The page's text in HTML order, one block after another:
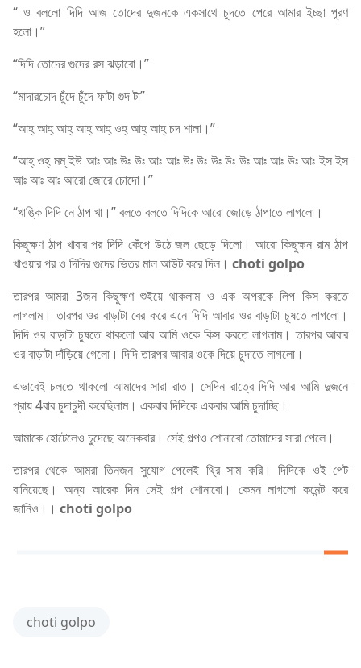
“ ও বললো দিদি আজ তোদের দুজনকে একসাথে চুদতে পেরে আমার ইচ্ছা পূরণ
হলো।”
“দিদি তোদের গুদের রস ঝড়াবো।”
“মাদারচোদ চুঁদে চুঁদে ফাটা গুদ টা”
“আহ্ আহ্ আহ্ আহ্ আহ্ ওহ্ আহ্ আহ্ চদ শালা।”
“আহ্ ওহ্ মম্ ইউ আঃ আঃ উঃ উঃ আঃ আঃ উঃ উঃ উঃ উঃ উঃ আঃ আঃ উঃ আঃ ইস ইস
আঃ আঃ আঃ আরো জোরে চোদো।”
“খাঙ্কি দিদি নে ঠাপ খা।” বলতে বলতে দিদিকে আরো জোড়ে ঠাপাতে লাগলো।
কিছুক্ষণ ঠাপ খাবার পর দিদি কেঁপে উঠে জল ছেড়ে দিলো। আরো কিছুক্ষন রাম ঠাপ
খাওয়ার পর ও দিদির গুদের ভিতর মাল আউট করে দিল। choti golpo
তারপর আমরা 3জন কিছুক্ষণ শুইয়ে থাকলাম ও এক অপরকে লিপ কিস করতে
লাগলাম। তারপর ওর বাড়াটা বের করে এনে দিদি আবার ওর বাড়াটা চুষতে লাগলো।
দিদি ওর বাড়াটা চুষতে থাকলো আর আমি ওকে কিস করতে লাগলাম। তারপর আবার
ওর বাড়াটা দাঁড়িয়ে গেলো। দিদি তারপর আবার ওকে দিয়ে চুদাতে লাগলো।
এভাবেই চলতে থাকলো আমাদের সারা রাত। সেদিন রাত্রে দিদি আর আমি দুজনে
প্রায় 4বার চুদাচুদী করেছিলাম। একবার দিদিকে একবার আমি চুদাচ্ছি।
আমাকে হোটেলেও চুদেছে অনেকবার। সেই গল্পও শোনাবো তোমাদের সারা পেলে।
তারপর থেকে আমরা তিনজন সুযোগ পেলেই থ্রি সাম করি। দিদিকে ওই পেট
বানিয়েছে। অন্য আরেক দিন সেই গল্প শোনাবো। কেমন লাগলো কমেন্ট করে
জানিও।। choti golpo
choti golpo